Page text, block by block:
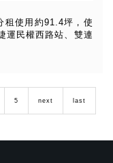
租使用約91.4坪，使
運民權西路站、雙連
割物件，故以現場
5 next last